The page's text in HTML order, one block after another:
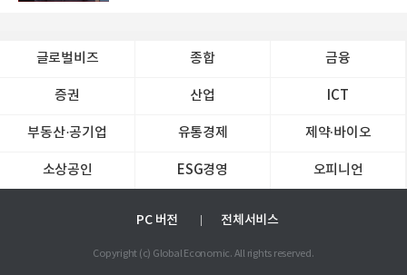
글로벌비즈 종합 금융
증권 산업 ICT
부동산·공기업 유통경제 제약∙바이오
소상공인 ESG경영 오피니언
PC 버전 전체서비스
Copyright (c) Global Economic. All rights reserved.